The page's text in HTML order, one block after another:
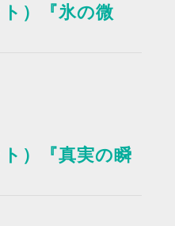
ト）『氷の微
ト）『真実の瞬